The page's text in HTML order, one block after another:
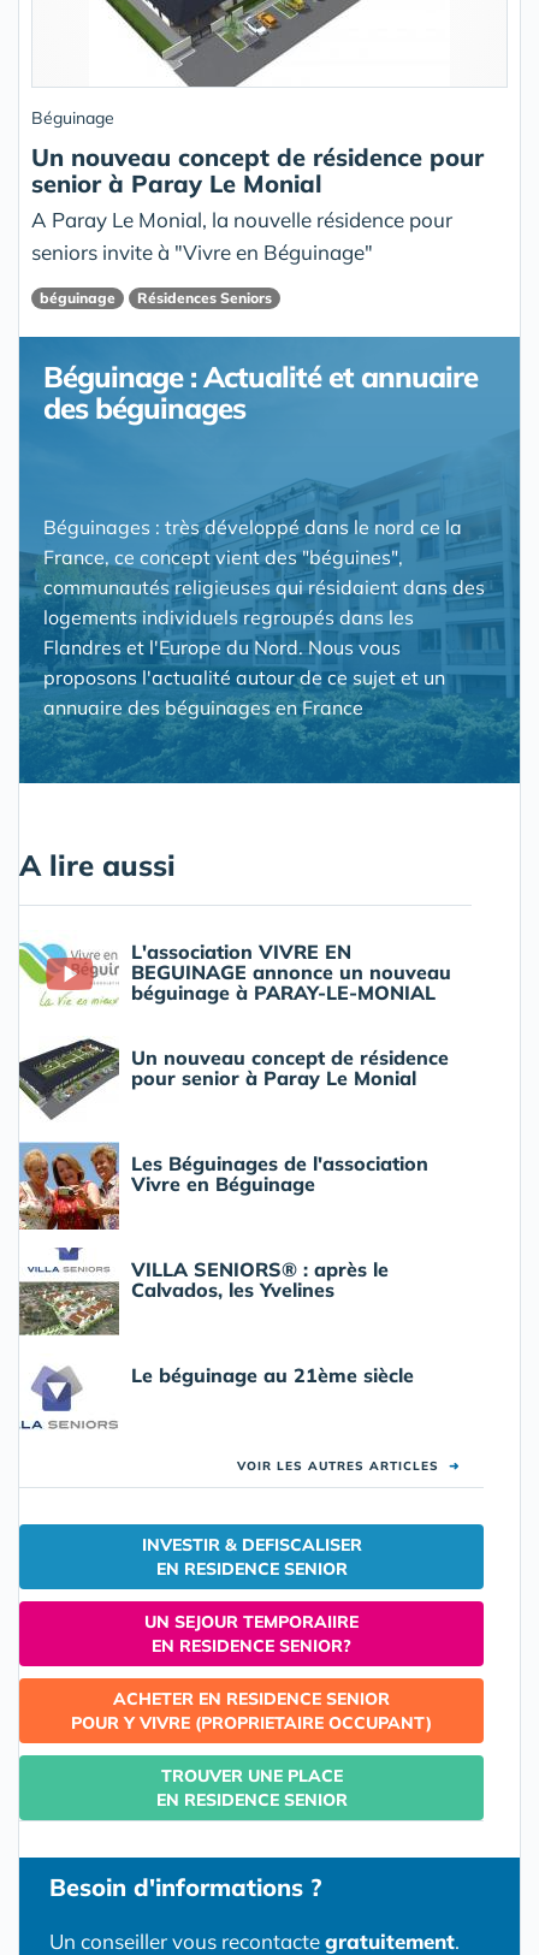
Béguinage
Un nouveau concept de résidence pour
senior à Paray Le Monial
A Paray Le Monial, la nouvelle résidence pour
seniors invite à "Vivre en Béguinage"
béguinage Résidences Seniors
Béguinage : Actualité et annuaire
des béguinages
Béguinages : très développé dans le nord ce la
France, ce concept vient des "béguines",
communautés religieuses qui résidaient dans des
logements individuels regroupés dans les
Flandres et l'Europe du Nord. Nous vous
proposons l'actualité autour de ce sujet et un
annuaire des béguinages en France
A lire aussi
L'association VIVRE EN
BEGUINAGE annonce un nouveau
béguinage à PARAY-LE-MONIAL
Un nouveau concept de résidence
pour senior à Paray Le Monial
Les Béguinages de l'association
Vivre en Béguinage
VILLA SENIORS® : après le
Calvados, les Yvelines
Le béguinage au 21ème siècle
VOIR LES AUTRES ARTICLES ➜
INVESTIR & DEFISCALISER
EN RESIDENCE SENIOR
UN SEJOUR TEMPORAIIRE
EN RESIDENCE SENIOR?
ACHETER EN RESIDENCE SENIOR
POUR Y VIVRE (PROPRIETAIRE OCCUPANT)
TROUVER UNE PLACE
EN RESIDENCE SENIOR
Besoin d'informations ?
Un conseiller vous recontactegratuitement.